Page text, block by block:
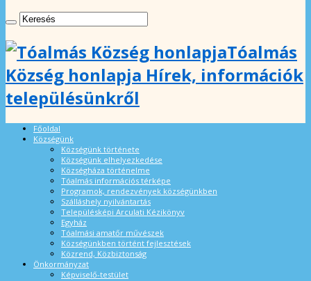
Tóalmás
Község honlapja Hírek, információk
településünkről
Főoldal
Községünk
Községünk története
Községünk elhelyezkedése
Községháza történelme
Tóalmás információs térképe
Programok, rendezvények községünkben
Szálláshely nyilvántartás
Településképi Arculati Kézikönyv
Egyház
Tóalmási amatőr művészek
Községünkben történt fejlesztések
Közrend, Közbiztonság
Önkormányzat
Képviselő-testület